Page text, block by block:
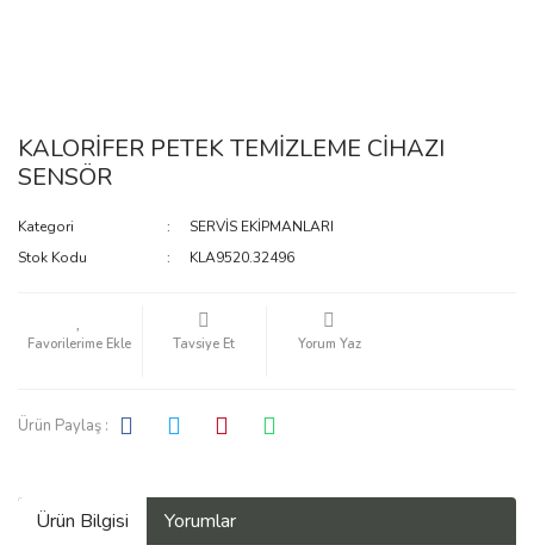
KALORİFER PETEK TEMİZLEME CİHAZI
SENSÖR
Kategori
SERVİS EKİPMANLARI
Stok Kodu
KLA9520.32496
Tavsiye Et Yorum Yaz
Ürün Paylaş :
Ürün Bilgisi Yorumlar